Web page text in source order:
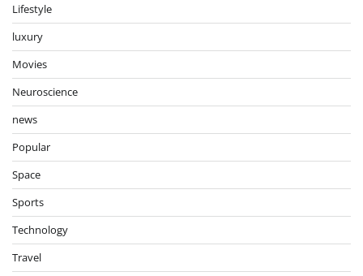
Lifestyle
luxury
Movies
Neuroscience
news
Popular
Space
Sports
Technology
Travel